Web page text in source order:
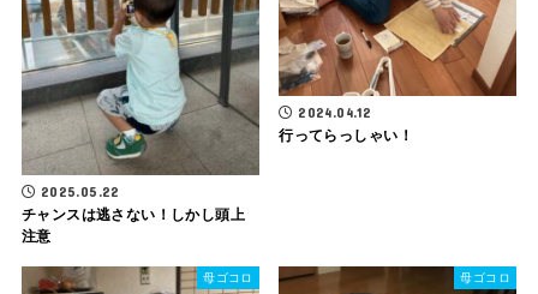
2025.05.22
チャンスは逃さない！しかし頭上
注意
2024.04.12
行ってらっしゃい！
母ゴコロ 母ゴコロ